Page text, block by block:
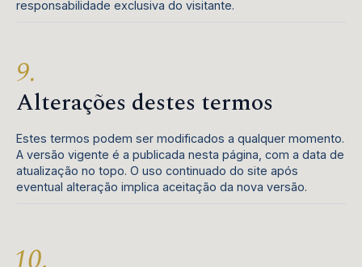
responsabilidade exclusiva do visitante.
Alterações destes termos
Estes termos podem ser modificados a qualquer momento.
A versão vigente é a publicada nesta página, com a data de
atualização no topo. O uso continuado do site após
eventual alteração implica aceitação da nova versão.